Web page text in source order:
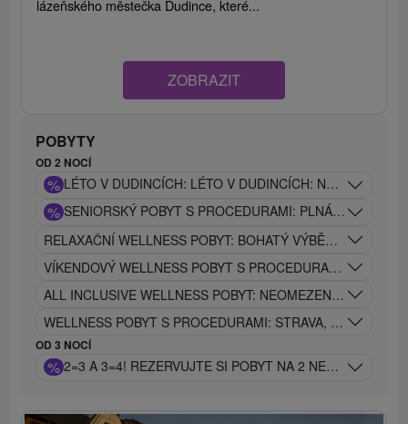
lázeňského městečka Dudince, které...
ZOBRAZIT
POBYTY
OD 2 NOCÍ
% LÉTO V DUDINCÍCH: LÉTO V DUDINCÍCH: NEOMEZENÝ
% SENIORSKÝ POBYT S PROCEDURAMI: PLNÁ PENZE,
RELAXAČNÍ WELLNESS POBYT: BOHATÝ VÝBĚR
VÍKENDOVÝ WELLNESS POBYT S PROCEDURAMI: VOLNÝ
ALL INCLUSIVE WELLNESS POBYT: NEOMEZENÝ RELAX,
WELLNESS POBYT S PROCEDURAMI: STRAVA, BAZÉNY A
OD 3 NOCÍ
% 2=3 A 3=4! REZERVUJTE SI POBYT NA 2 NEBO 3 NOCI